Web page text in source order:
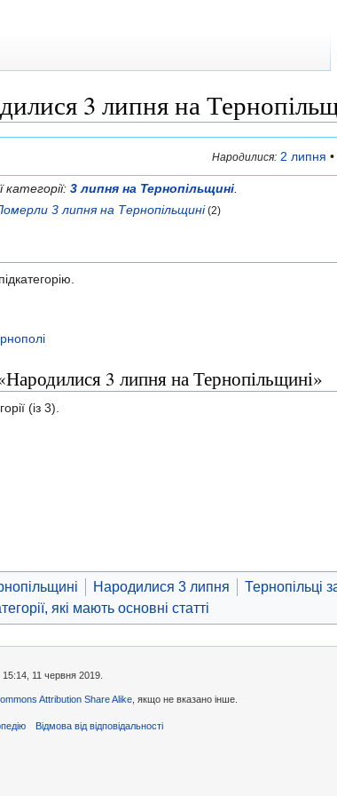
3 липня на
Народилися: 2 липня •
категорії:3 липня на Тернопільщині.
3 липня на Тернопільщині(2)
3 липня на Тернопільщині»
(із 3).
Народилися 3 липня
Тернопільці
які мають основні статті
15:14, 11 червня 2019.
Attribution Share Alike , якщо не вказано інше.
Відмова від відповідальності